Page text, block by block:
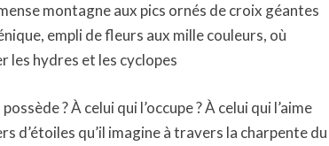
montagne aux pics ornés de croix géantes
empli de fleurs aux mille couleurs, où
les hydres et les cyclopes
? À celui qui l’occupe ? À celui qui l’aime
d’étoiles qu’il imagine à travers la charpente du